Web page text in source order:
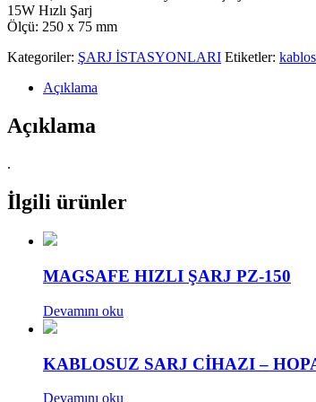
15W Hızlı Şarj
Ölçü: 250 x 75 mm
Kategoriler: ŞARJ İSTASYONLARI Etiketler:
Açıklama
Açıklama
.
İlgili ürünler
MAGSAFE HIZLI ŞARJ PZ-150
Devamını oku
KABLOSUZ SARJ CİHAZI –
Devamını oku